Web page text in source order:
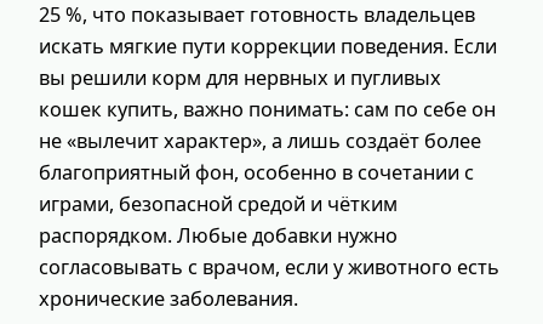
25 %, что показывает готовность владельцев
искать мягкие пути коррекции поведения. Если
вы решили корм для нервных и пугливых
кошек купить, важно понимать: сам по себе он
не «вылечит характер», а лишь создаёт более
благоприятный фон, особенно в сочетании с
играми, безопасной средой и чётким
распорядком. Любые добавки нужно
согласовывать с врачом, если у животного есть
хронические заболевания.